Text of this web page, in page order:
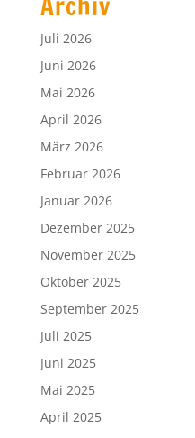
Juli 2026
Juni 2026
Mai 2026
April 2026
März 2026
Februar 2026
Januar 2026
Dezember 2025
November 2025
Oktober 2025
September 2025
Juli 2025
Juni 2025
Mai 2025
April 2025